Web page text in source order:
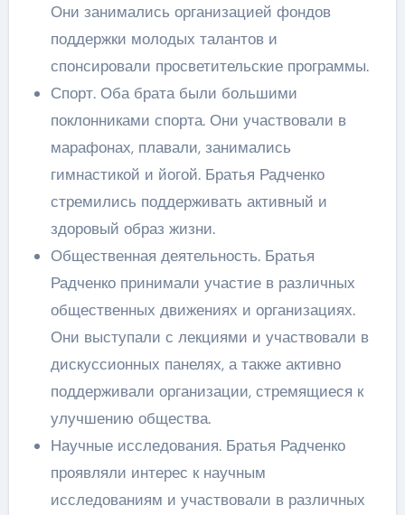
Они занимались организацией фондов
поддержки молодых талантов и
спонсировали просветительские программы.
Спорт. Оба брата были большими
поклонниками спорта. Они участвовали в
марафонах, плавали, занимались
гимнастикой и йогой. Братья Радченко
стремились поддерживать активный и
здоровый образ жизни.
Общественная деятельность. Братья
Радченко принимали участие в различных
общественных движениях и организациях.
Они выступали с лекциями и участвовали в
дискуссионных панелях, а также активно
поддерживали организации, стремящиеся к
улучшению общества.
Научные исследования. Братья Радченко
проявляли интерес к научным
исследованиям и участвовали в различных